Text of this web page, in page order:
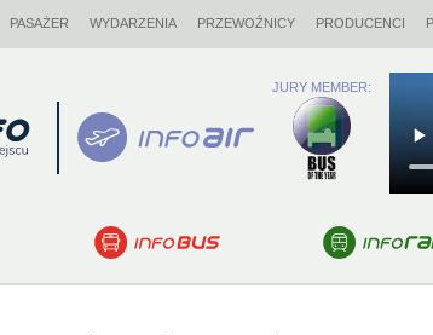
PASAŻER WYDARZENIA PRZEWOŹNICY PRODUCENCI
JURY MEMBER: